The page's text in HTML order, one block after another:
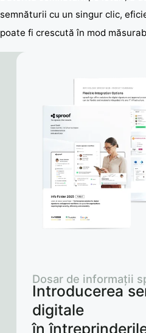
semnăturii cu un singur clic,
poate fi crescută în mod
Introducerea
digitale
în
Dosar de informații